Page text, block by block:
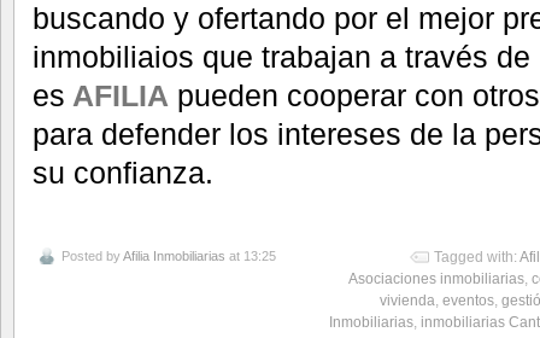
buscando y ofertando por el mejor
inmobiliaios que trabajan a través
es AFILIA pueden cooperar con
para defender los intereses de la
su confianza.
Posted byAfilia Inmobiliarias at 13:25 Tagged with:
Asociaciones inmobiliarias,
vivienda, eventos,
Inmobiliarias, inmobiliarias